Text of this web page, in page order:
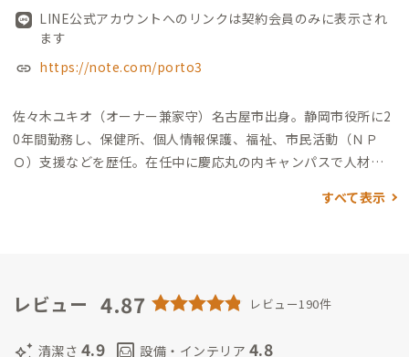
LINE公式アカウントへのリンクは契約会員のみに表示され
ます
https://note.com/porto3
佐々木ユキオ（オーナー兼家守） 名古屋市出身。静岡市役所に2
0年間勤務し、保健所、個人情報保護、福祉、市民活動（ＮＰ
Ｏ）支援などを歴任。在任中に慶応丸の内キャンパスで人材開
sワークショップを開催するなど幅広く活動し、40代で早期退職
組みつつ、レゴ®シリアスプレイ®メソッドと教材を活用したワ
ークショップのファシリテーターでもあります。ほかにも、ビジ
すべて表示
レビュー 4.87 レビュー190件
清潔さ 4.9 設備・インテリア 4.8